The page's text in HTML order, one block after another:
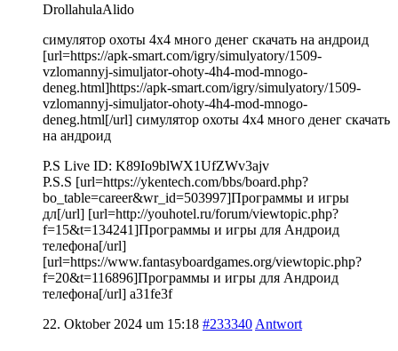
DrollahulaAlido
симулятор охоты 4х4 много денег скачать на андроид
[url=https://apk-smart.com/igry/simulyatory/1509-
vzlomannyj-simuljator-ohoty-4h4-mod-mnogo-
deneg.html]https://apk-smart.com/igry/simulyatory/1509-
vzlomannyj-simuljator-ohoty-4h4-mod-mnogo-
deneg.html[/url] симулятор охоты 4х4 много денег скачать
на андроид
P.S Live ID: K89Io9blWX1UfZWv3ajv
P.S.S [url=https://ykentech.com/bbs/board.php?
bo_table=career&wr_id=503997]Программы и игры
дл[/url] [url=http://youhotel.ru/forum/viewtopic.php?
f=15&t=134241]Программы и игры для Андроид
телефона[/url]
[url=https://www.fantasyboardgames.org/viewtopic.php?
f=20&t=116896]Программы и игры для Андроид
телефона[/url] a31fe3f
22. Oktober 2024 um 15:18 #233340 Antwort